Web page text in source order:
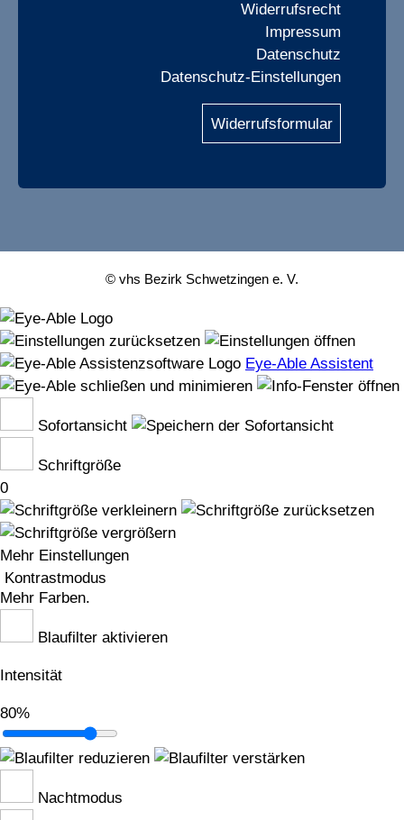
Widerrufsrecht
Impressum
Datenschutz
Datenschutz-Einstellungen
Widerrufsformular
© vhs Bezirk Schwetzingen e. V.